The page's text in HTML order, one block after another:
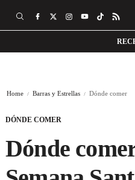
Home Barras y Estrellas Dónde comer
DÓNDE COMER
Dónde